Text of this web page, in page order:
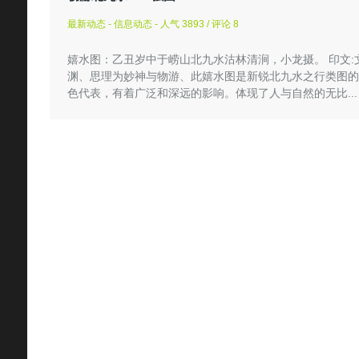
最新动态 - 信息动态 - 人气 3893 / 评论 8
嬉水图：乙丑岁中于崂山北九水沽林清涧，小龙摄。 印文:
渊、思理为妙神与物游、此嬉水图是新锐北九水之行类图
色代表，有着广泛和深远的影响。体现了人与自然的无比...